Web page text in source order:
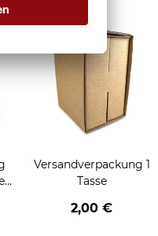
Versandverpackung 1
Tasse
2,00 €